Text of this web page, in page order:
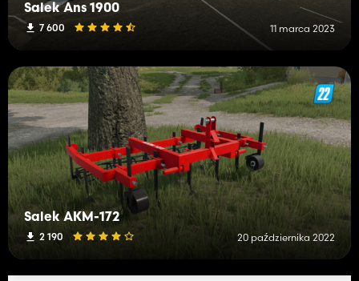
Salek Ans 1900
7 600 11 marca 2023
Salek AKM-172
2 190 20 października 2022